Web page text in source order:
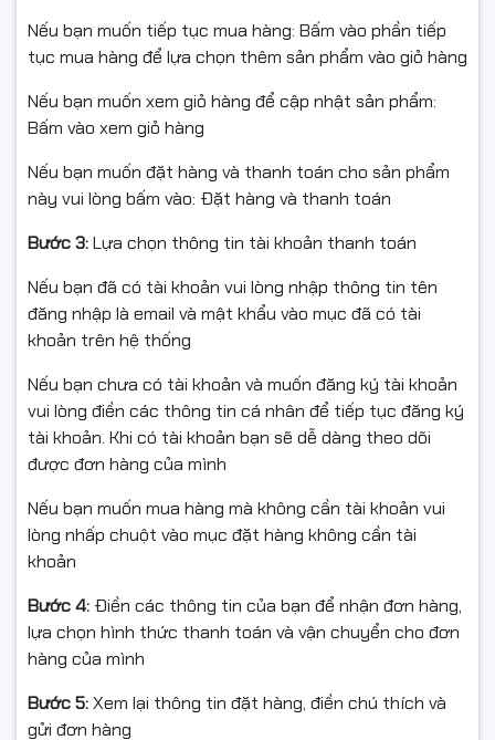
liên hệ để bên công ty có thể hỗ trợ quý khách tốt
nhất)
Nếu bạn muốn tiếp tục mua hàng: Bấm vào phần tiếp
tục mua hàng để lựa chọn thêm sản phẩm vào giỏ hàng
Nếu bạn muốn xem giỏ hàng để cập nhật sản phẩm:
Bấm vào xem giỏ hàng
Nếu bạn muốn đặt hàng và thanh toán cho sản phẩm
này vui lòng bấm vào: Đặt hàng và thanh toán
Bước 3:Lựa chọn thông tin tài khoản thanh toán
Nếu bạn đã có tài khoản vui lòng nhập thông tin tên
đăng nhập là email và mật khẩu vào mục đã có tài
khoản trên hệ thống
Nếu bạn chưa có tài khoản và muốn đăng ký tài khoản
vui lòng điền các thông tin cá nhân để tiếp tục đăng ký
tài khoản. Khi có tài khoản bạn sẽ dễ dàng theo dõi
được đơn hàng của mình
Nếu bạn muốn mua hàng mà không cần tài khoản vui
lòng nhấp chuột vào mục đặt hàng không cần tài
khoản
Bước 4: Điền các thông tin của bạn để nhận đơn hàng,
lựa chọn hình thức thanh toán và vận chuyển cho đơn
hàng của mình
Bước 5:Xem lại thông tin đặt hàng, điền chú thích và
gửi đơn hàng